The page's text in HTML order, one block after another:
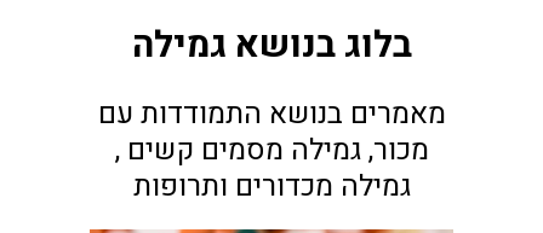
בלוג בנושא גמילה
מאמרים בנושא התמודדות עם
מכור, גמילה מסמים קשים ,
גמילה מכדורים ותרופות